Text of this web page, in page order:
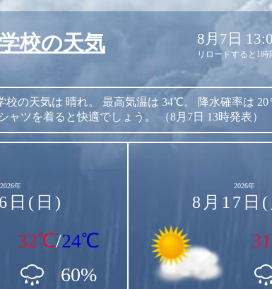
校の天気 8月7日
リロードすると1時
校の天気は 晴れ。 最高気温は 34℃。 降水確率は 20
ャツを着ると快適でしょう。 （8月7日 13時発表）
2026年
日(日)
32℃/24℃
60%
2026年
8月17日